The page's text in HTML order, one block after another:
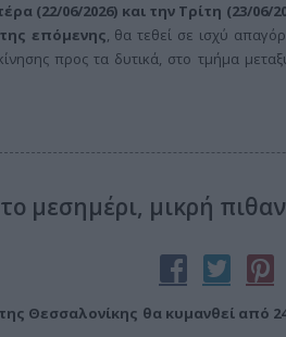
(22/06/2026) και την Τρίτη (23/06/
επόμενης, θα τεθεί σε ισχύ
προς τα δυτικά, στο τμήμα
μεσημέρι, μικρή
Θεσσαλονίκης θα κυμανθεί από